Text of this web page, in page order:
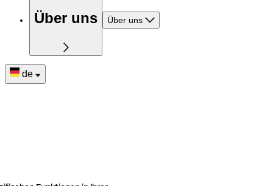
Über uns Über uns
de